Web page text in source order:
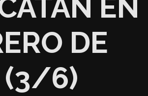
EN
DE
(3/6)